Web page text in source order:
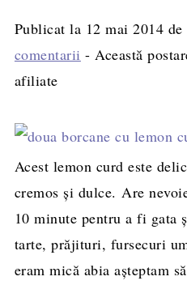
Publicat la 12 mai 2014 de
comentarii - Această
afiliate
Acest lemon curd este
cremos și dulce. Are
10 minute pentru a fi gata
tarte, prăjituri, fursecuri
eram mică abia așteptam